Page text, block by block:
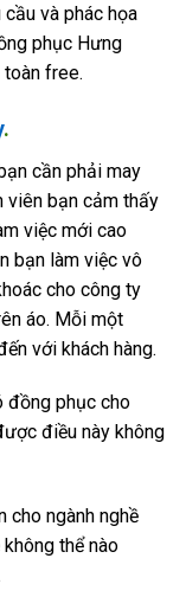
và phác họa
phục Hưng
free.
.
cần phải may
viên bạn cảm thấy
việc mới cao
bạn làm việc vô
cho công ty
áo. Mỗi một
với khách hàng.
đồng phục cho
điều này không
cho ngành nghề
thể nào